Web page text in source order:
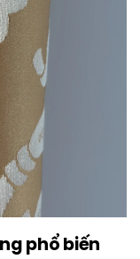
phổ biến